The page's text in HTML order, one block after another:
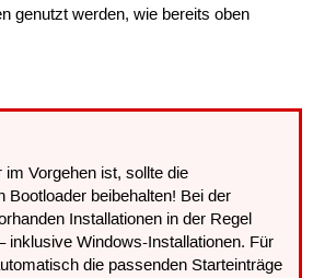
genutzt werden, wie bereits oben
Vorgehen ist, sollte die
Bootloader beibehalten! Bei der
Installationen in der Regel
inklusive Windows-Installationen. Für
die passenden Starteinträge